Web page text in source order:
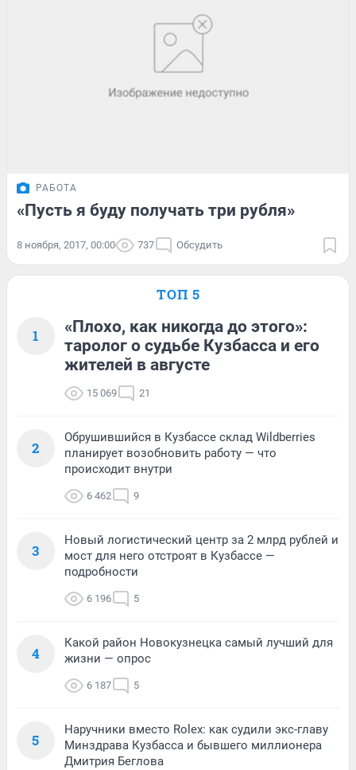
РАБОТА
«Пусть я буду получать три рубля»
8 ноября, 2017, 00:00 737 Обсудить
ТОП 5
1
«Плохо, как никогда до этого»:
таролог о судьбе Кузбасса и его
жителей в августе
15 069 21
2
Обрушившийся в Кузбассе склад Wildberries
планирует возобновить работу — что
происходит внутри
6 462 9
3
Новый логистический центр за 2 млрд рублей и
мост для него отстроят в Кузбассе —
подробности
6 196 5
4
Какой район Новокузнецка самый лучший для
жизни — опрос
6 187 5
5
Наручники вместо Rolex: как судили экс-главу
Минздрава Кузбасса и бывшего миллионера
Дмитрия Беглова